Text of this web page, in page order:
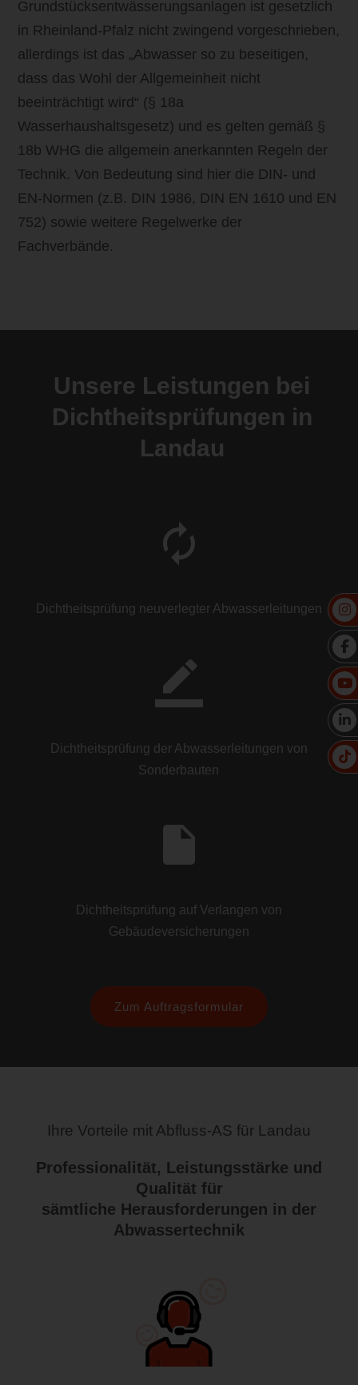
Grundstücksentwässerungsanlagen ist gesetzlich
in Rheinland-Pfalz nicht zwingend vorgeschrieben,
allerdings ist das „Abwasser so zu beseitigen,
dass das Wohl der Allgemeinheit nicht
beeinträchtigt wird“ (§ 18a
Wasserhaushaltsgesetz) und es gelten gemäß §
18b WHG die allgemein anerkannten Regeln der
Technik. Von Bedeutung sind hier die DIN- und
EN-Normen (z.B. DIN 1986, DIN EN 1610 und EN
752) sowie weitere Regelwerke der
Fachverbände.
Unsere Leistungen bei
Dichtheitsprüfungen in
Landau
Dichtheitsprüfung neuverlegter Abwasserleitungen
Dichtheitsprüfung der Abwasserleitungen von
Sonderbauten
Dichtheitsprüfung auf Verlangen von
Gebäudeversicherungen
Zum Auftragsformular
Ihre Vorteile mit Abfluss-AS für Landau
Professionalität, Leistungsstärke und
Qualität für
sämtliche Herausforderungen in der
Abwassertechnik